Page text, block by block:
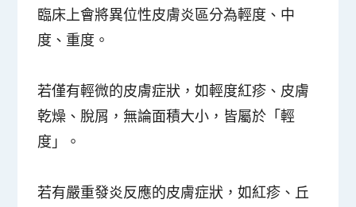
臨床上會將異位性皮膚炎區分為輕度、中
度、重度。
若僅有輕微的皮膚症狀，如輕度紅疹、皮膚
乾燥、脫屑，無論面積大小，皆屬於「輕
度」。
若有嚴重發炎反應的皮膚症狀，如紅疹、丘